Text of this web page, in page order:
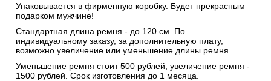
Упаковывается в фирменную коробку. Будет прекрасным
подарком мужчине!
Стандартная длина ремня - до 120 см. По
индивидуальному заказу, за дополнительную плату,
возможно увеличение или уменьшение длины ремня.
Уменьшение ремня стоит 500 рублей, увеличение ремня -
1500 рублей. Срок изготовления до 1 месяца.